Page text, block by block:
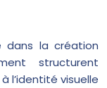
dans la création
structurent
l’identité visuelle